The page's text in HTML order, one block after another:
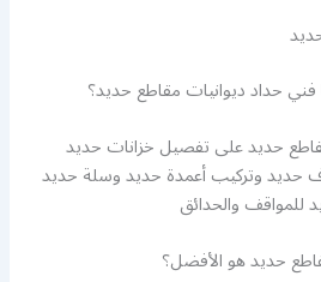
حداد ديوانيات مقاطع حديد؟
حديد على تفصيل خزانات حديد
حديد وتركيب أعمدة حديد وسلة حديد
للمواقف والحدائق
حديد هو الأفضل؟